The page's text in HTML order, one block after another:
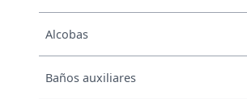
Alcobas
Baños auxiliares